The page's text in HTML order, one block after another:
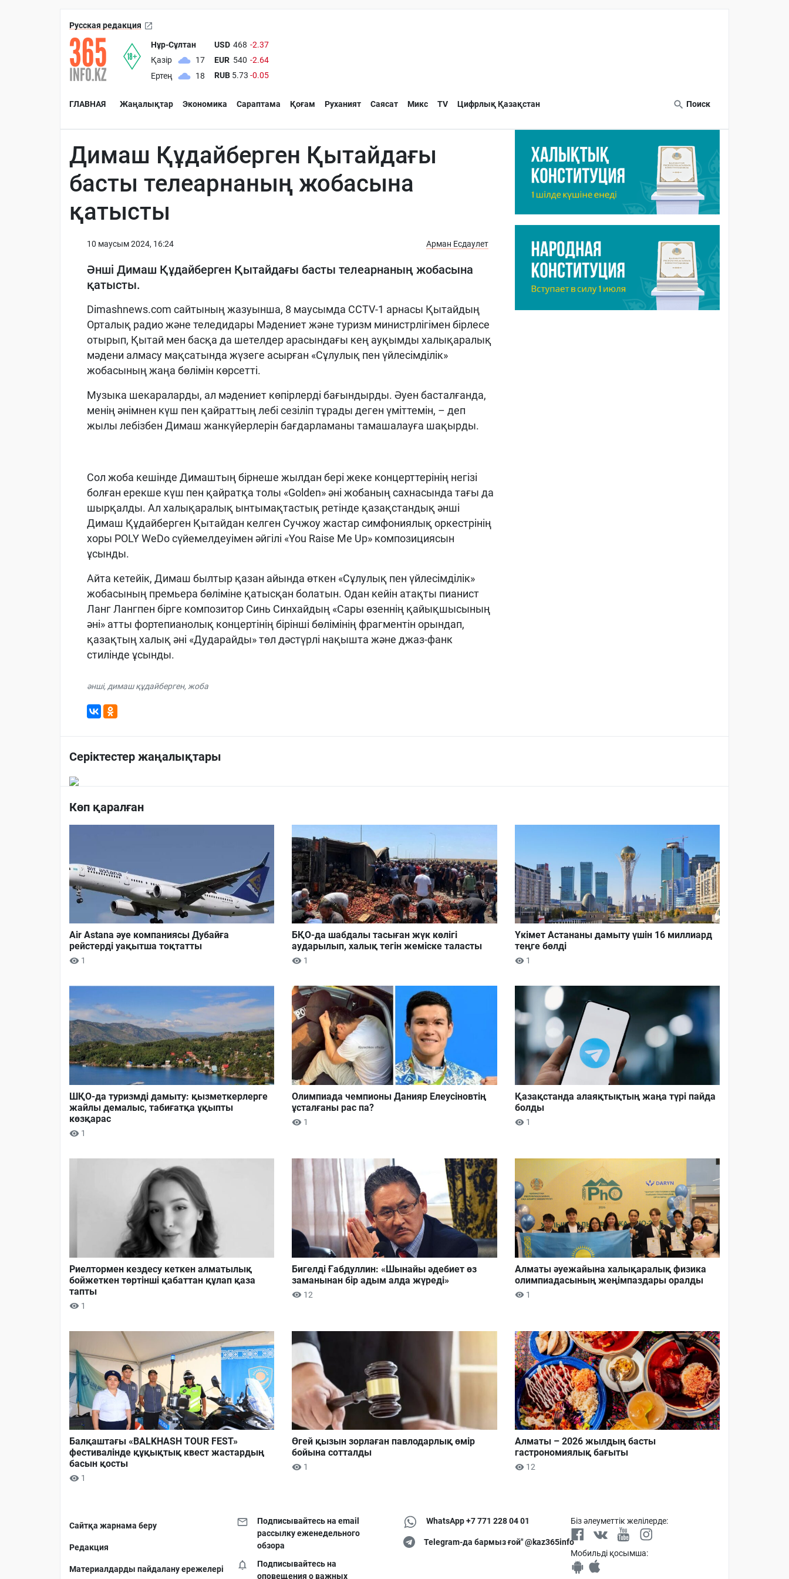
Русская редакция
Нұр-Сұлтан
Қазір
17
Ертең
18
USD 468 -2.37
EUR 540 -2.64
RUB 5.73 -0.05
ГЛАВНАЯ Жаңалықтар Экономика Сараптама Қоғам Руханият Саясат Микс TV Цифрлық Қазақстан Поиск
Димаш Құдайберген Қытайдағы
басты телеарнаның жобасына
қатысты
10 маусым 2024, 16:24 Арман Есдаулет
Әнші Димаш Құдайберген Қытайдағы басты телеарнаның жобасына
қатысты.
Dimashnews.com сайтының жазуынша, 8 маусымда CCTV-1 арнасы Қытайдың
Орталық радио және теледидары Мәдениет және туризм министрлігімен бірлесе
отырып, Қытай мен басқа да шетелдер арасындағы кең ауқымды халықаралық
мәдени алмасу мақсатында жүзеге асырған «Сұлулық пен үйлесімділік»
жобасының жаңа бөлімін көрсетті.
Музыка шекараларды, ал мәдениет көпірлерді бағындырды. Әуен басталғанда,
менің әнімнен күш пен қайраттың лебі сезіліп тұрады деген үміттемін, – деп
жылы лебізбен Димаш жанкүйерлерін бағдарламаны тамашалауға шақырды.
Сол жоба кешінде Димаштың бірнеше жылдан бері жеке концерттерінің негізі
болған ерекше күш пен қайратқа толы «Golden» әні жобаның сахнасында тағы да
шырқалды. Ал халықаралық ынтымақтастық ретінде қазақстандық әнші
Димаш Құдайберген Қытайдан келген Сучжоу жастар симфониялық оркестрінің
хоры POLY WeDo сүйемелдеуімен әйгілі «You Raise Me Up» композициясын
ұсынды.
Айта кетейік, Димаш былтыр қазан айында өткен «Сұлулық пен үйлесімділік»
жобасының премьера бөліміне қатысқан болатын. Одан кейін атақты пианист
Ланг Лангпен бірге композитор Синь Синхайдың «Сары өзеннің қайықшысының
әні» атты фортепианолық концертінің бірінші бөлімінің фрагментін орындап,
қазақтың халық әні «Дударайды» төл дәстүрлі нақышта және джаз-фанк
стилінде ұсынды.
әнші, димаш құдайберген, жоба
Серіктестер жаңалықтары
Көп қаралған
Air Astana әуе компаниясы Дубайға
рейстерді уақытша тоқтатты
1
БҚО-да шабдалы тасыған жүк көлігі
аударылып, халық тегін жеміске таласты
1
Үкімет Астананы дамыту үшін 16 миллиард
теңге бөлді
1
ШҚО-да туризмді дамыту: қызметкерлерге
жайлы демалыс, табиғатқа ұқыпты
көзқарас
1
Олимпиада чемпионы Данияр Елеусіновтің
ұсталғаны рас па?
1
Қазақстанда алаяқтықтың жаңа түрі пайда
болды
1
Риелтормен кездесу кеткен алматылық
бойжеткен төртінші қабаттан құлап қаза
тапты
1
Бигелді Ғабдуллин: «Шынайы әдебиет өз
заманынан бір адым алда жүреді»
12
Алматы әуежайына халықаралық физика
олимпиадасының жеңімпаздары оралды
1
Балқаштағы «BALKHASH TOUR FEST»
фестивалінде құқықтық квест жастардың
басын қосты
1
Өгей қызын зорлаған павлодарлық өмір
бойына сотталды
1
Алматы – 2026 жылдың басты
гастрономиялық бағыты
12
Сайтқа жарнама беру
Редакция
Материалдарды пайдалану ережелері
Подписывайтесь на email
рассылку еженедельного
обзора
Подписывайтесь на
оповещения о важных
WhatsApp +7 771 228 04 01
Telegram-да бармыз ғой" @kaz365info
Біз әлеуметтік желілерде:
Мобильді қосымша: